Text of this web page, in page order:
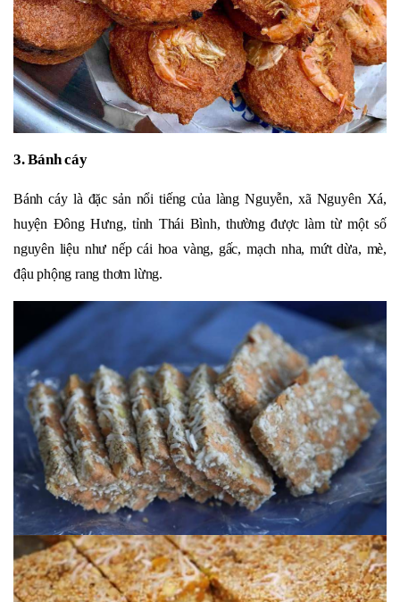
3. Bánh cáy
Bánh cáy là đặc sản nổi tiếng của làng Nguyễn, xã Nguyên Xá,
huyện Đông Hưng, tỉnh Thái Bình, thường được làm từ một số
nguyên liệu như nếp cái hoa vàng, gấc, mạch nha, mứt dừa, mè,
đậu phộng rang thơm lừng.